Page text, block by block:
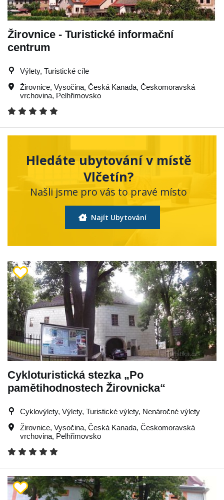
Žirovnice - Turistické informační
centrum
Výlety, Turistické cíle
Žirovnice, Vysočina, Česká Kanada, Českomoravská
vrchovina, Pelhřimovsko
Hledáte ubytování v místě
Vlčetín?
Našli jsme pro vás to pravé místo
Najít Ubytování
Cykloturistická stezka „Po
pamětihodnostech Žirovnicka“
Cyklovýlety, Výlety, Turistické výlety, Nenáročné výlety
Žirovnice, Vysočina, Česká Kanada, Českomoravská
vrchovina, Pelhřimovsko